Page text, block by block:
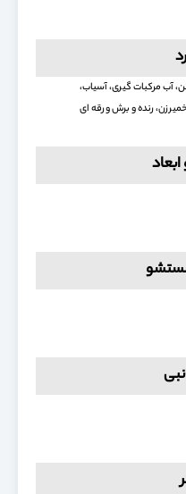
آب مرکبات گیری، آسیاب،
رنده و برش ورقه ای